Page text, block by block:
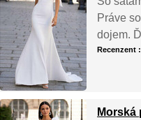
Práve
dojem.
Recenzent
Morská